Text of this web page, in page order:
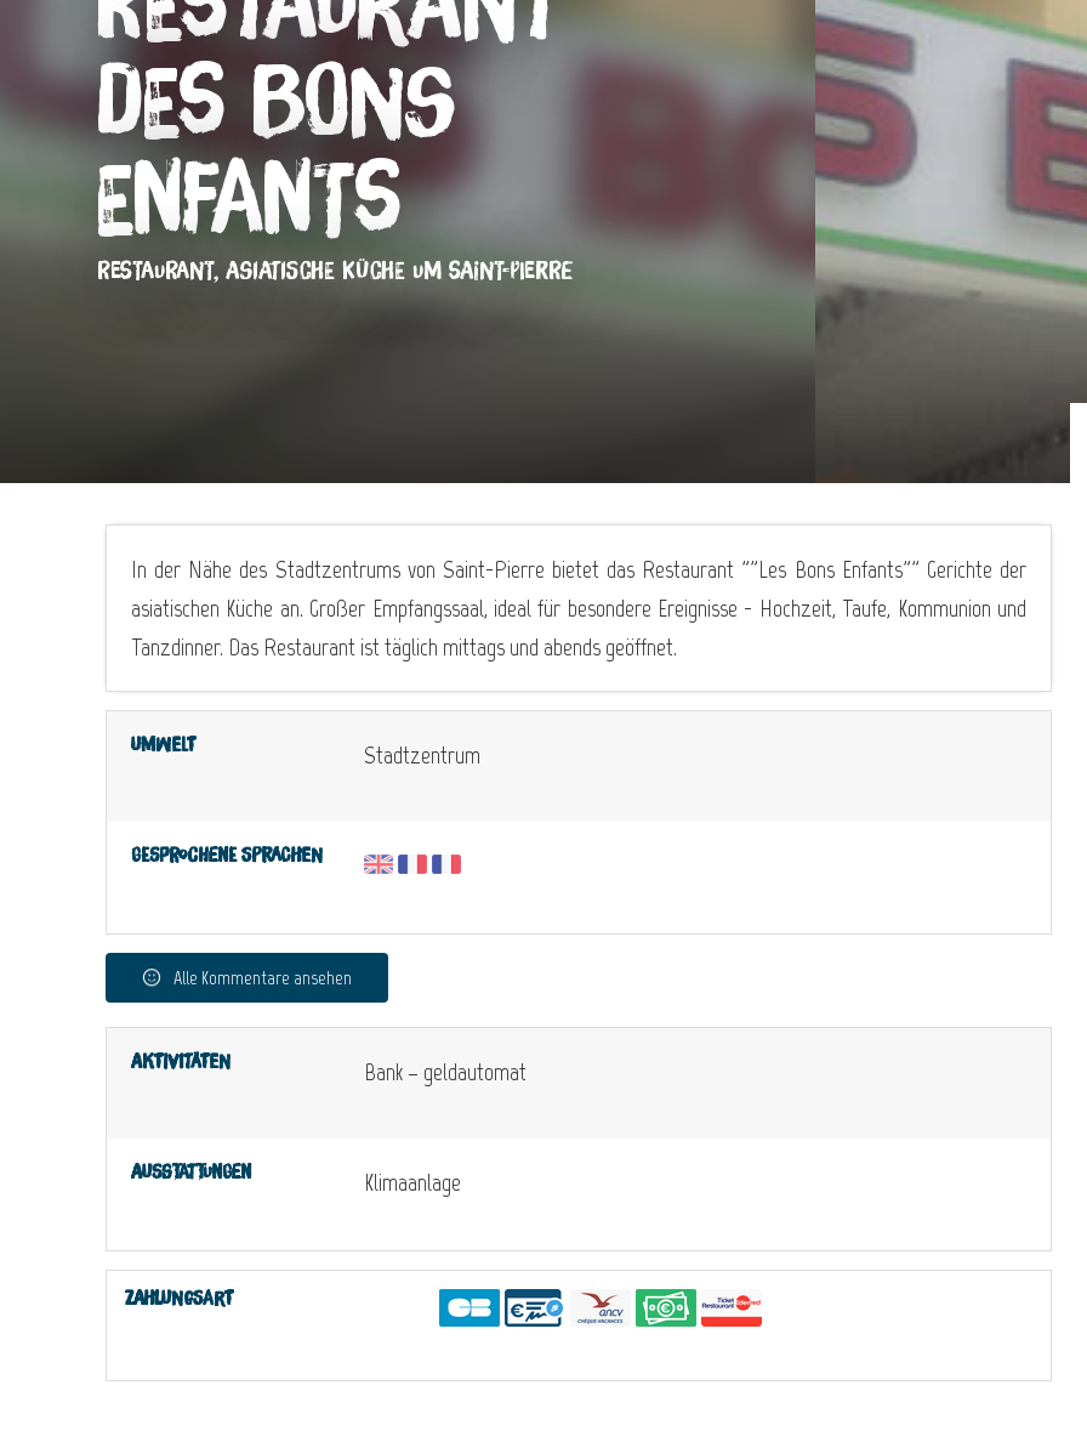
des Bons
Enfants
RESTAURANT, ASIATISCHE KÜCHE UM SAINT-PIERRE
In der Nähe des Stadtzentrums von Saint-Pierre bietet das Restaurant ""Les Bons Enfants"" Gerichte der
asiatischen Küche an. Großer Empfangssaal, ideal für besondere Ereignisse - Hochzeit, Taufe, Kommunion und
Tanzdinner. Das Restaurant ist täglich mittags und abends geöffnet.
Umwelt Stadtzentrum
Gesprochene Sprachen
Alle Kommentare ansehen
Aktivitäten Bank – geldautomat
Ausstattungen Klimaanlage
Zahlungsart